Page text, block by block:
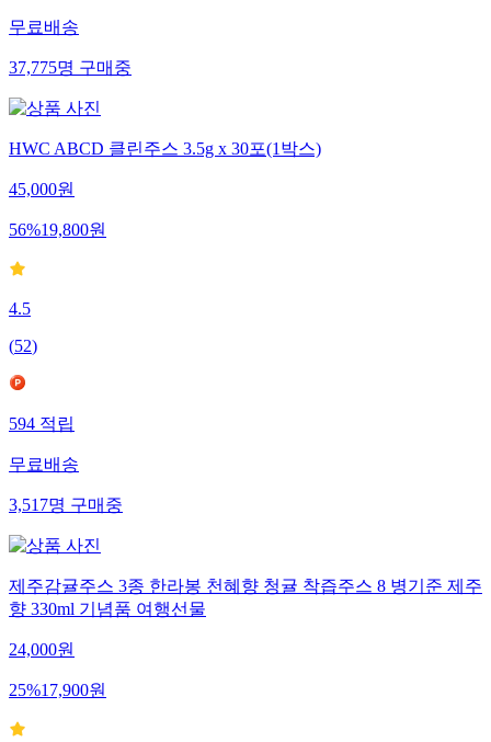
무료배송
37,775명 구매중
HWC ABCD 클린주스 3.5g x 30포(1박스)
45,000원
56%19,800원
4.5
(52)
594 적립
무료배송
3,517명 구매중
제주감귤주스 3종 한라봉 천혜향 청귤 착즙주스 8 병기준 제주
향 330ml 기념품 여행선물
24,000원
25%17,900원